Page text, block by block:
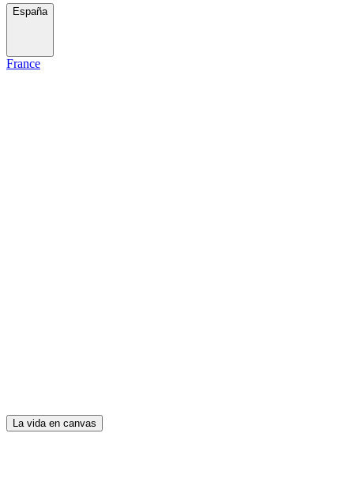
España
France
La vida en canvas